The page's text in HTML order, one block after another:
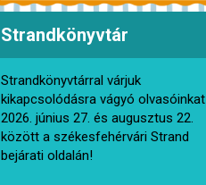
Strandkönyvtár
Strandkönyvtárral várjuk
kikapcsolódásra vágyó olvasóinkat
2026. június 27. és augusztus 22.
között a székesfehérvári Strand
bejárati oldalán!